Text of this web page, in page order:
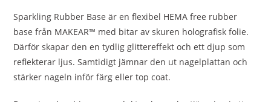
Sparkling Rubber Base är en flexibel HEMA free rubber
base från MAKEAR™ med bitar av skuren holografisk folie.
Därför skapar den en tydlig glittereffekt och ett djup som
reflekterar ljus. Samtidigt jämnar den ut nagelplattan och
stärker nageln inför färg eller top coat.